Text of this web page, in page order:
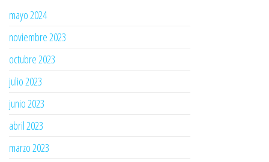
mayo 2024
noviembre 2023
octubre 2023
julio 2023
junio 2023
abril 2023
marzo 2023